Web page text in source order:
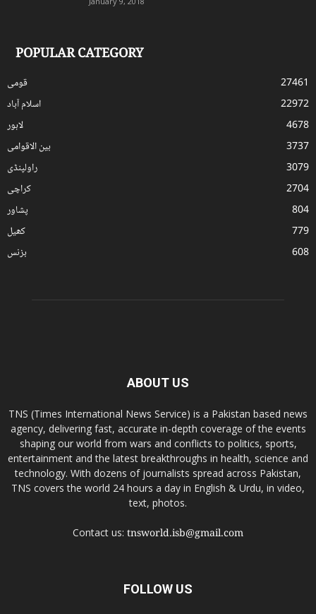
POPULAR CATEGORY
قومی
27461
اسلام آباد
22972
لاہور
4678
بین الاقوامی
3737
راولپنڈی
3079
کراچی
2704
پشاور
804
کھیل
779
بزنس
608
ABOUT US
TNS (Times International News Service) is a Pakistan based news
agency, delivering fast, accurate in-depth coverage of the events
shaping our world from wars and conflicts to politics, sports,
entertainment and the latest breakthroughs in health, science and
technology. With dozens of journalists spread across Pakistan,
TNS covers the world 24 hours a day in English & Urdu, in video,
text, photos.
Contact us: tnsworld.isb@gmail.com
FOLLOW US